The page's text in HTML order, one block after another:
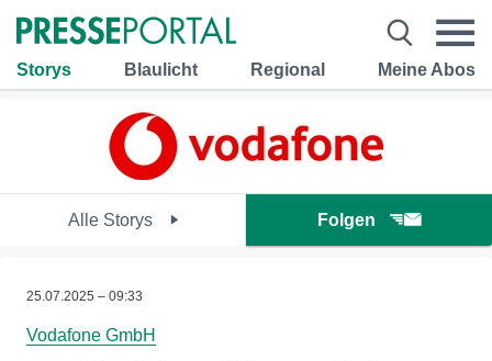
Storys Blaulicht Regional Meine Abos
Alle Storys Folgen
25.07.2025 – 09:33
Vodafone GmbH